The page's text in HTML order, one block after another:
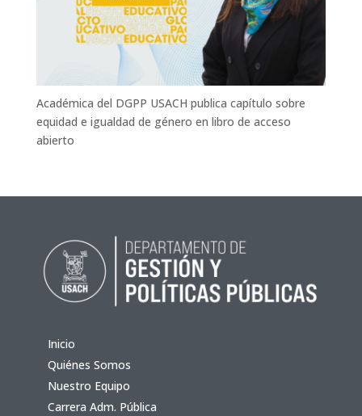
Académica del DGPP USACH publica capítulo sobre
equidad e igualdad de género en libro de acceso
abierto
Inicio
Quiénes Somos
Nuestro Equipo
Carrera Adm. Pública